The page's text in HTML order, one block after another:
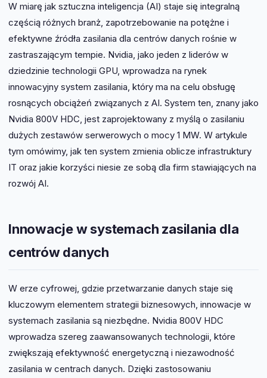
W miarę jak sztuczna inteligencja (AI) staje się integralną
częścią różnych branż, zapotrzebowanie na potężne i
efektywne źródła zasilania dla centrów danych rośnie w
zastraszającym tempie. Nvidia, jako jeden z liderów w
dziedzinie technologii GPU, wprowadza na rynek
innowacyjny system zasilania, który ma na celu obsługę
rosnących obciążeń związanych z AI. System ten, znany jako
Nvidia 800V HDC, jest zaprojektowany z myślą o zasilaniu
dużych zestawów serwerowych o mocy 1 MW. W artykule
tym omówimy, jak ten system zmienia oblicze infrastruktury
IT oraz jakie korzyści niesie ze sobą dla firm stawiających na
rozwój AI.
Innowacje w systemach zasilania dla
centrów danych
W erze cyfrowej, gdzie przetwarzanie danych staje się
kluczowym elementem strategii biznesowych, innowacje w
systemach zasilania są niezbędne. Nvidia 800V HDC
wprowadza szereg zaawansowanych technologii, które
zwiększają efektywność energetyczną i niezawodność
zasilania w centrach danych. Dzięki zastosowaniu